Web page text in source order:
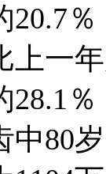
20.7
上一
28.1
中80